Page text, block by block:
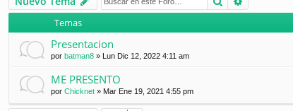
pi
d
os
Temas
Presentacion
por batman8 » Lun Dic 12, 2022 4:11 am
ME PRESENTO
por Chicknet » Mar Ene 19, 2021 4:55 pm